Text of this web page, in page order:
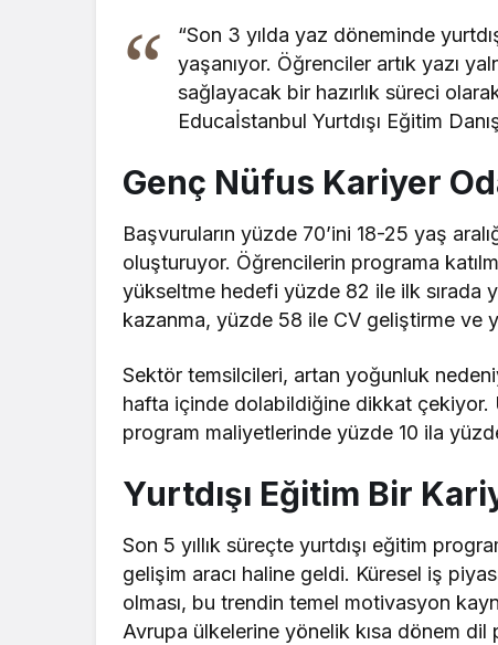
“Son 3 yılda yaz döneminde
yaşanıyor. Öğrenciler artık yazı
sağlayacak bir hazırlık süreci
Educaİstanbul Yurtdışı Eğitim
Genç Nüfus Kariyer
Başvuruların yüzde 70’ini 18-25 yaş
oluşturuyor. Öğrencilerin programa
yükseltme hedefi yüzde 82 ile ilk sırada
kazanma, yüzde 58 ile CV geliştirme ve
Sektör temsilcileri, artan yoğunluk
hafta içinde dolabildiğine dikkat çekiyor.
program maliyetlerinde yüzde 10 ila
Yurtdışı Eğitim Bir
Son 5 yıllık süreçte yurtdışı eğitim
gelişim aracı haline geldi. Küresel iş
olması, bu trendin temel motivasyon
Avrupa ülkelerine yönelik kısa dönem dil